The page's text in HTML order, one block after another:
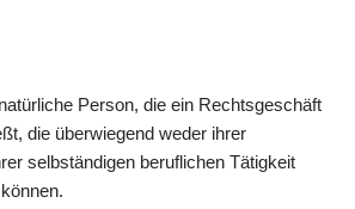
Person, die ein Rechtsgeschäft
die überwiegend weder ihrer
selbständigen beruflichen Tätigkeit